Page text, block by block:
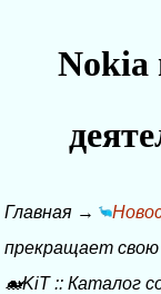
Nokia
Главная →
прекращает свою
🐋KiT:: Каталог